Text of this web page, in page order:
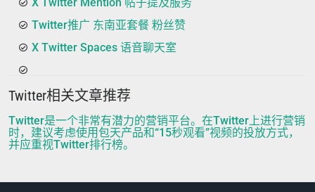
X Twitter Mention 帖子提及服务
Twitter推广 东南亚套餐 粉丝赞
X Twitter Spaces 语音聊天室
Twitter相关文章推荐
Twitter是一个非常有潜力的营销平台。在Twitter上进行营销
时，建议考虑使用包天产品和“15秒观看”视频的投放方式，
并应重视Twitter排行榜。